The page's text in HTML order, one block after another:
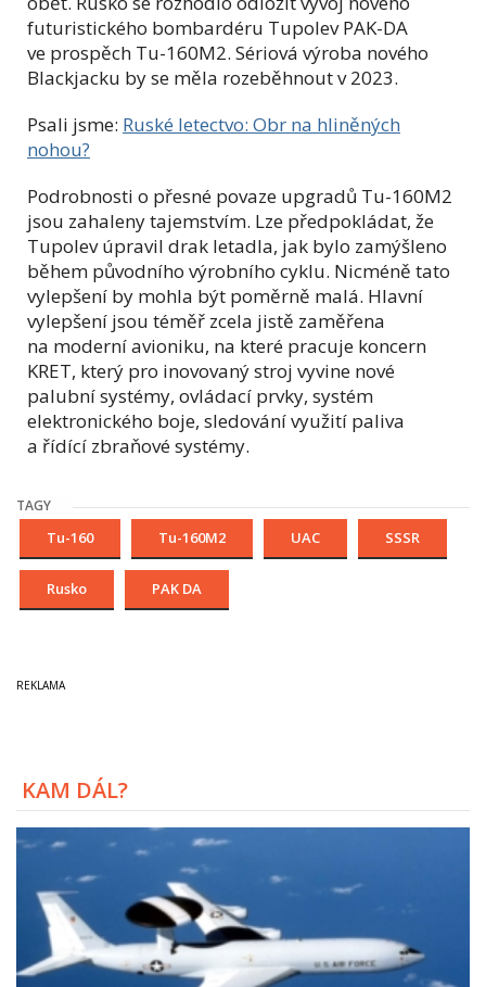
futuristického bombardéru Tupolev PAK-DA
ve prospěch Tu-160M2. Sériová výroba nového
Blackjacku by se měla rozeběhnout v 2023.
Psali jsme: Ruské letectvo: Obr na hliněných
nohou?
Podrobnosti o přesné povaze upgradů Tu-160M2
jsou zahaleny tajemstvím. Lze předpokládat, že
Tupolev úpravil drak letadla, jak bylo zamýšleno
během původního výrobního cyklu. Nicméně tato
vylepšení by mohla být poměrně malá. Hlavní
vylepšení jsou téměř zcela jistě zaměřena
na moderní avioniku, na které pracuje koncern
KRET, který pro inovovaný stroj vyvine nové
palubní systémy, ovládací prvky, systém
elektronického boje, sledování využití paliva
a řídící zbraňové systémy.
TAGY
Tu-160 Tu-160M2 UAC SSSR
Rusko PAK DA
KAM DÁL?